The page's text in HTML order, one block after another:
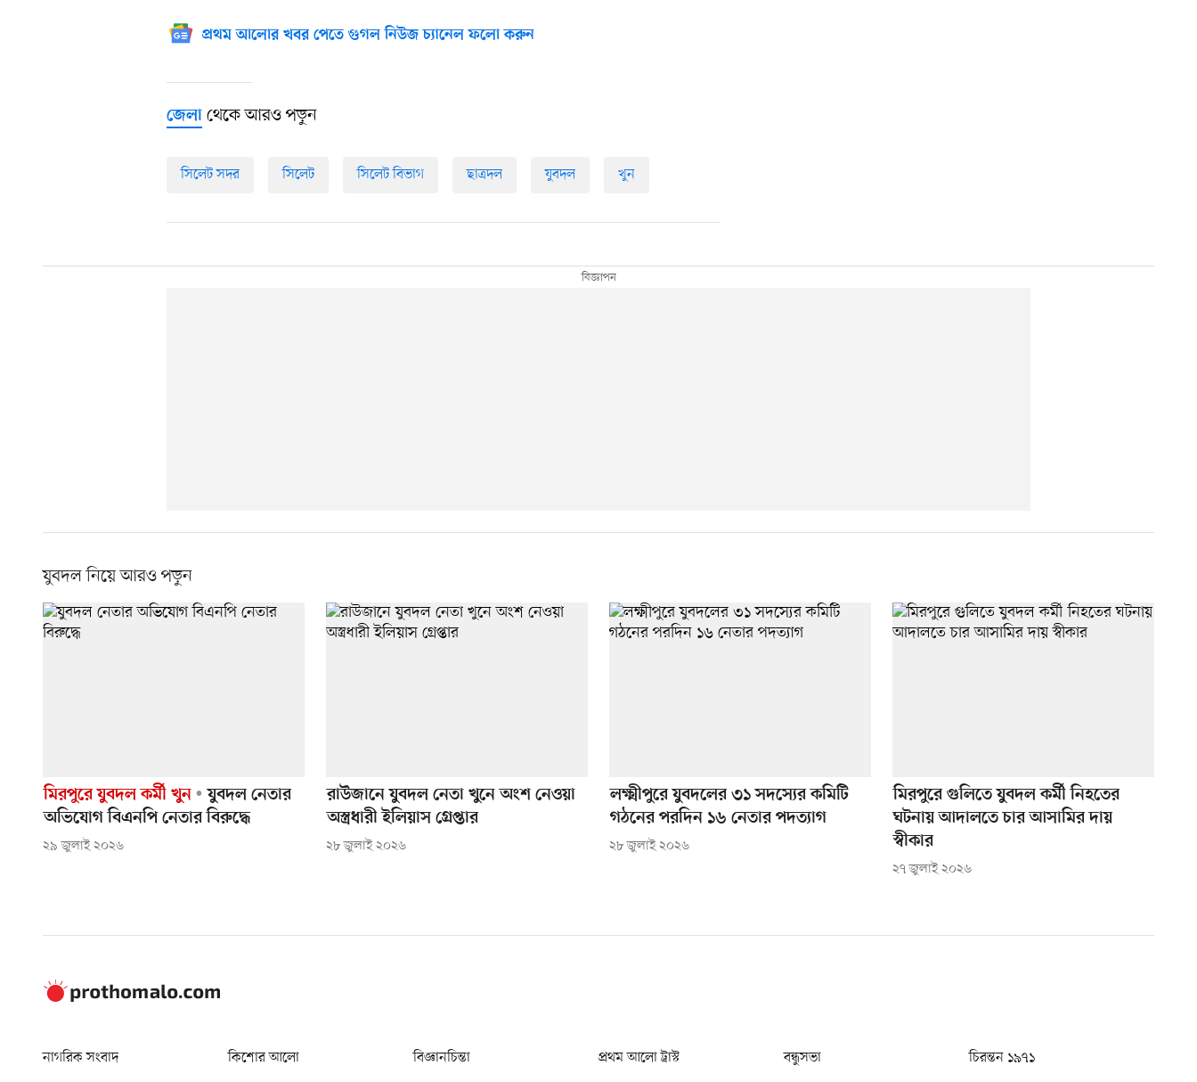
প্রথম আলোর খবর পেতে গুগল নিউজ চ্যানেল ফলো করুন
জেলা থেকে আরও পড়ুন
সিলেট সদর সিলেট সিলেট বিভাগ ছাত্রদল যুবদল খুন
যুবদল নিয়ে আরও পড়ুন
মিরপুরে যুবদল কর্মী খুন
যুবদল নেতার
অভিযোগ বিএনপি নেতার বিরুদ্ধে
২৯ জুলাই ২০২৬
রাউজানে যুবদল নেতা খুনে অংশ নেওয়া
অস্ত্রধারী ইলিয়াস গ্রেপ্তার
২৮ জুলাই ২০২৬
লক্ষ্মীপুরে যুবদলের ৩১ সদস্যের কমিটি
গঠনের পরদিন ১৬ নেতার পদত্যাগ
২৮ জুলাই ২০২৬
মিরপুরে গুলিতে যুবদল কর্মী নিহতের
ঘটনায় আদালতে চার আসামির দায়
স্বীকার
২৭ জুলাই ২০২৬
নাগরিক সংবাদ কিশোর আলো বিজ্ঞানচিন্তা প্রথম আলো ট্রাস্ট বন্ধুসভা চিরন্তন ১৯৭১